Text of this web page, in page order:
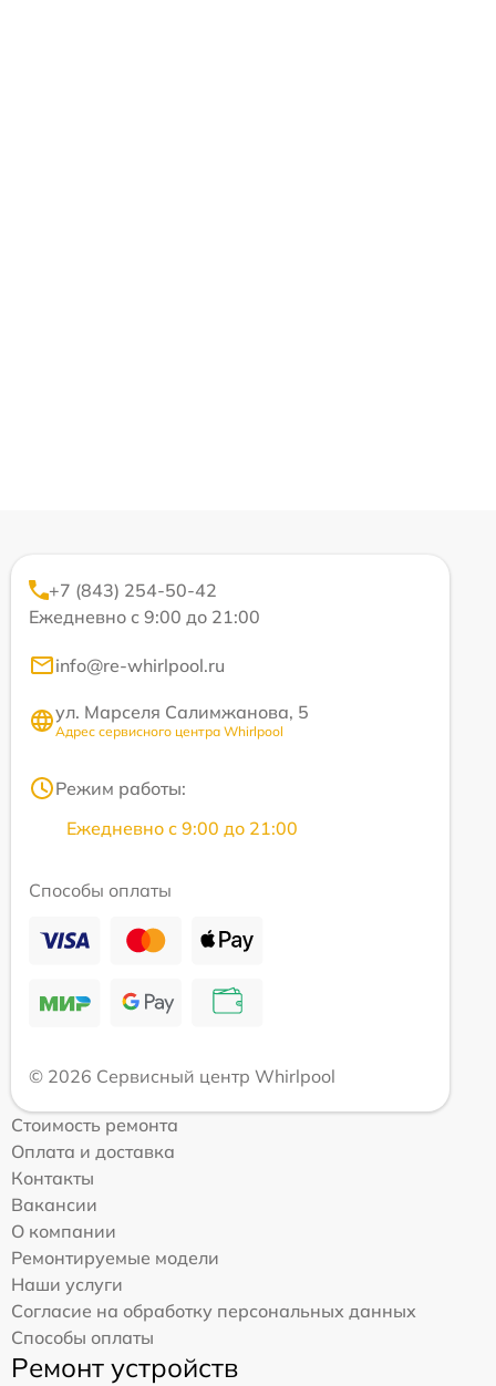
+7 (843) 254-50-42
Ежедневно с 9:00 до 21:00
info@re-whirlpool.ru
ул. Марселя Салимжанова, 5
Адрес сервисного центра Whirlpool
Режим работы:
Ежедневно с 9:00 до 21:00
Способы оплаты
© 2026 Сервисный центр Whirlpool
Стоимость ремонта
Оплата и доставка
Контакты
Вакансии
О компании
Ремонтируемые модели
Наши услуги
Согласие на обработку персональных данных
Способы оплаты
Ремонт устройств